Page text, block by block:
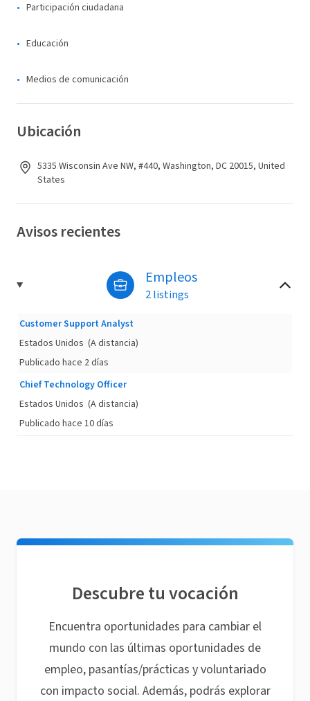
Participación ciudadana
Educación
Medios de comunicación
Ubicación
5335 Wisconsin Ave NW, #440, Washington, DC 20015, United
States
Avisos recientes
Empleos
2 listings
Customer Support Analyst
Estados Unidos (A distancia)
Publicado hace 2 días
Chief Technology Officer
Estados Unidos (A distancia)
Publicado hace 10 días
Descubre tu vocación
Encuentra oportunidades para cambiar el
mundo con las últimas oportunidades de
empleo, pasantías/prácticas y voluntariado
con impacto social. Además, podrás explorar